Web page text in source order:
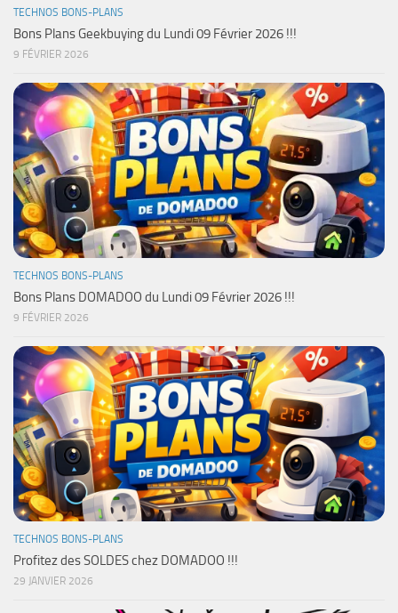
TECHNOS BONS-PLANS
Bons Plans Geekbuying du Lundi 09 Février 2026 !!!
9 FÉVRIER 2026
TECHNOS BONS-PLANS
Bons Plans DOMADOO du Lundi 09 Février 2026 !!!
9 FÉVRIER 2026
TECHNOS BONS-PLANS
Profitez des SOLDES chez DOMADOO !!!
29 JANVIER 2026